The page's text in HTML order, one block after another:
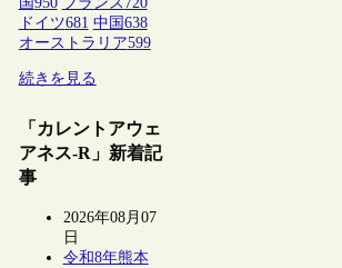
ドイツ681 中国638
オーストラリア599
続きを見る
「カレントアウェ
アネス-R」新着記
事
2026年08月07
日
令和8年熊本